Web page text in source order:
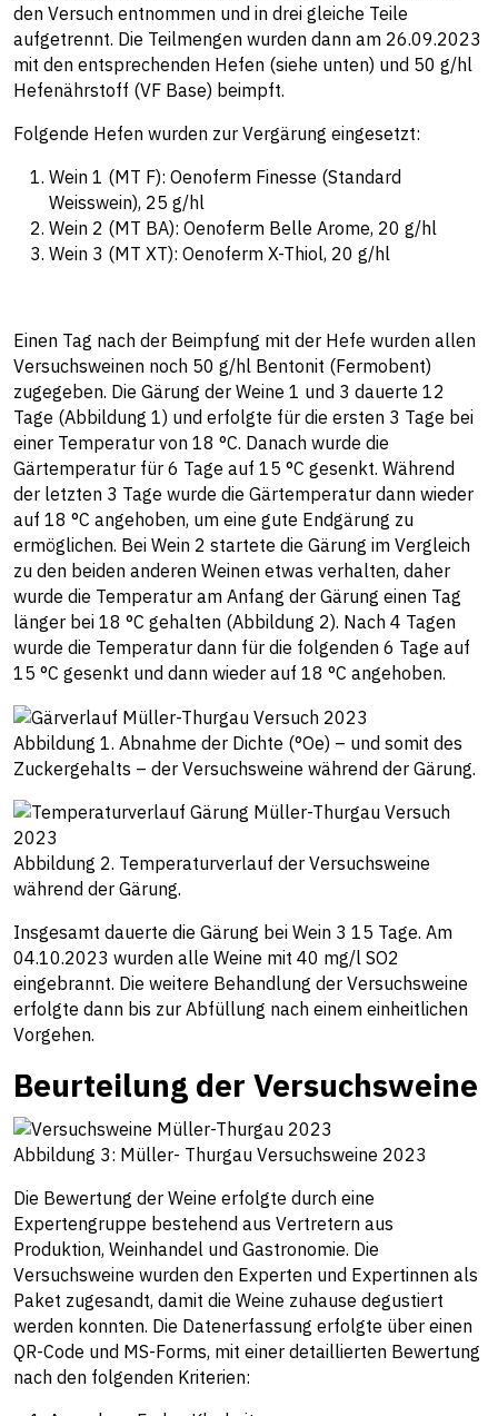
den Versuch entnommen und in drei gleiche Teile
aufgetrennt. Die Teilmengen wurden dann am 26.09.2023
mit den entsprechenden Hefen (siehe unten) und 50 g/hl
Hefenährstoff (VF Base) beimpft.
Folgende Hefen wurden zur Vergärung eingesetzt:
Wein 1 (MT F): Oenoferm Finesse (Standard
Weisswein), 25 g/hl
Wein 2 (MT BA): Oenoferm Belle Arome, 20 g/hl
Wein 3 (MT XT): Oenoferm X-Thiol, 20 g/hl
Einen Tag nach der Beimpfung mit der Hefe wurden allen
Versuchsweinen noch 50 g/hl Bentonit (Fermobent)
zugegeben. Die Gärung der Weine 1 und 3 dauerte 12
Tage (Abbildung 1) und erfolgte für die ersten 3 Tage bei
einer Temperatur von 18 °C. Danach wurde die
Gärtemperatur für 6 Tage auf 15 °C gesenkt. Während
der letzten 3 Tage wurde die Gärtemperatur dann wieder
auf 18 °C angehoben, um eine gute Endgärung zu
ermöglichen. Bei Wein 2 startete die Gärung im Vergleich
zu den beiden anderen Weinen etwas verhalten, daher
wurde die Temperatur am Anfang der Gärung einen Tag
länger bei 18 °C gehalten (Abbildung 2). Nach 4 Tagen
wurde die Temperatur dann für die folgenden 6 Tage auf
15 °C gesenkt und dann wieder auf 18 °C angehoben.
Abbildung 1. Abnahme der Dichte (°Oe) – und somit des
Zuckergehalts – der Versuchsweine während der Gärung.
Abbildung 2. Temperaturverlauf der Versuchsweine
während der Gärung.
Insgesamt dauerte die Gärung bei Wein 3 15 Tage. Am
04.10.2023 wurden alle Weine mit 40 mg/l SO2
eingebrannt. Die weitere Behandlung der Versuchsweine
erfolgte dann bis zur Abfüllung nach einem einheitlichen
Vorgehen.
Beurteilung der Versuchsweine
Abbildung 3: Müller- Thurgau Versuchsweine 2023
Die Bewertung der Weine erfolgte durch eine
Expertengruppe bestehend aus Vertretern aus
Produktion, Weinhandel und Gastronomie. Die
Versuchsweine wurden den Experten und Expertinnen als
Paket zugesandt, damit die Weine zuhause degustiert
werden konnten. Die Datenerfassung erfolgte über einen
QR-Code und MS-Forms, mit einer detaillierten Bewertung
nach den folgenden Kriterien: